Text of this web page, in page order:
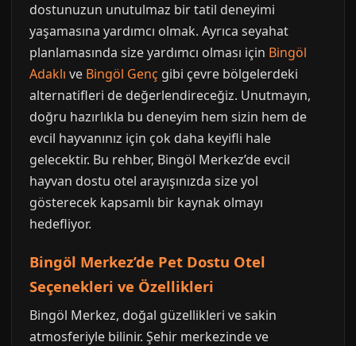
dostunuzun unutulmaz bir tatil deneyimi
yaşamasına yardımcı olmak. Ayrıca seyahat
planlamasında size yardımcı olması için Bingöl
Adaklı ve Bingöl Genç gibi çevre bölgelerdeki
alternatifleri de değerlendireceğiz. Unutmayın,
doğru hazırlıkla bu deneyim hem sizin hem de
evcil hayvanınız için çok daha keyifli hale
gelecektir. Bu rehber, Bingöl Merkez’de evcil
hayvan dostu otel arayışınızda size yol
gösterecek kapsamlı bir kaynak olmayı
hedefliyor.
Bingöl Merkez’de Pet Dostu Otel
Seçenekleri ve Özellikleri
Bingöl Merkez, doğal güzellikleri ve sakin
atmosferiyle bilinir. Şehir merkezinde ve